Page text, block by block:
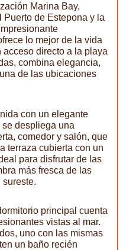
Marina Bay,
Puerto de Estepona y la
lo mejor de la vida
directo a la playa
combina elegancia,
de las ubicaciones
con un elegante
despliega una
comedor y salón, que
terraza cubierta con un
para disfrutar de las
más fresca de las
principal cuenta
vistas al mar.
uno con las mismas
un baño recién